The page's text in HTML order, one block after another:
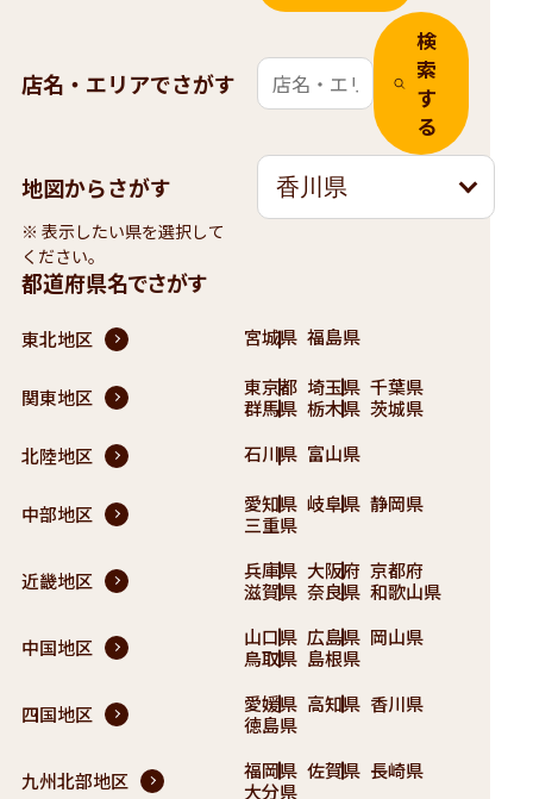
店名・エリアでさがす
検
索
す
る
地図からさがす 香川県
※ 表示したい県を選択して
ください。
都道府県名でさがす
東北地区 宮城県 福島県
関東地区 東京都 埼玉県 千葉県
群馬県 栃木県 茨城県
北陸地区
石川県 富山県
中部地区 愛知県 岐阜県 静岡県
三重県
近畿地区 兵庫県 大阪府 京都府
滋賀県 奈良県 和歌山県
中国地区 山口県 広島県 岡山県
鳥取県 島根県
四国地区 愛媛県 高知県 香川県
徳島県
九州北部地区 福岡県 佐賀県 長崎県
大分県